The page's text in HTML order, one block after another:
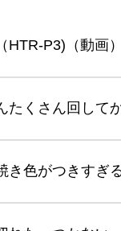
P3)（動画）
たくさん回して
き色がつきすぎ